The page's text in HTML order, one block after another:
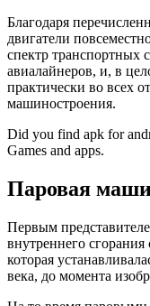
Благодаря
двигатели
спектр транспортных
авиалайнеров, и, в
практически во всех
машиностроения.
Did you find apk for
Games and apps.
Паровая
Первым
внутреннего
которая
века, до момента